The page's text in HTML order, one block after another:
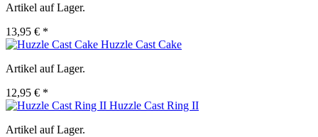
Artikel auf Lager.
13,95 € *
Huzzle Cast Cake
Artikel auf Lager.
12,95 € *
Huzzle Cast Ring II
Artikel auf Lager.